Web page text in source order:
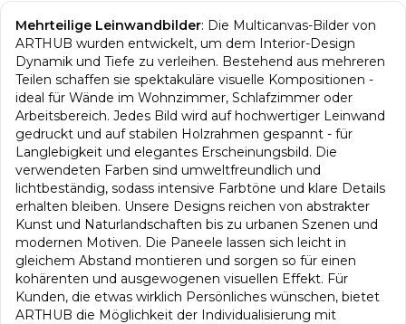
Mehrteilige Leinwandbilder: Die Multicanvas-Bilder von
ARTHUB wurden entwickelt, um dem Interior-Design
Dynamik und Tiefe zu verleihen. Bestehend aus mehreren
Teilen schaffen sie spektakuläre visuelle Kompositionen -
ideal für Wände im Wohnzimmer, Schlafzimmer oder
Arbeitsbereich. Jedes Bild wird auf hochwertiger Leinwand
gedruckt und auf stabilen Holzrahmen gespannt - für
Langlebigkeit und elegantes Erscheinungsbild. Die
verwendeten Farben sind umweltfreundlich und
lichtbeständig, sodass intensive Farbtöne und klare Details
erhalten bleiben. Unsere Designs reichen von abstrakter
Kunst und Natur­landschaften bis zu urbanen Szenen und
modernen Motiven. Die Paneele lassen sich leicht in
gleichem Abstand montieren und sorgen so für einen
kohärenten und ausgewogenen visuellen Effekt. Für
Kunden, die etwas wirklich Persönliches wünschen, bietet
ARTHUB die Möglichkeit der Individualisierung mit